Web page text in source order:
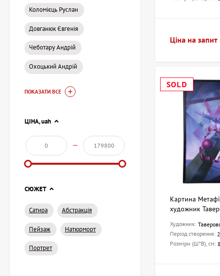
пропонуємо різні
Справжнє
Незалежно від
ArtDom ви
ексклюзивності у
Контактна
Для консультацій
Адреса:Київ,
Телефон:
Email:
Купуйте справжні
Ціна на запит
SOLD
Картина
художник
Художник:
Період створення:
Розміри (Ш*В), см:
Коломієць Руслан
Довганюк Євгенія
Чеботару Андрій
Охоцький Андрій
ПОКАЗАТИ ВСЕ
ЦІНА,uah
—
СЮЖЕТ
Сатира Абстракція
Пейзаж Натюрморт
Портрет